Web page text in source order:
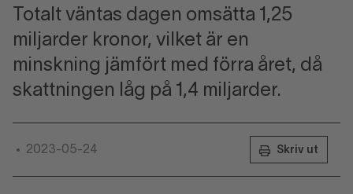
Totalt väntas dagen omsätta 1,25
miljarder kronor, vilket är en
minskning jämfört med förra året, då
skattningen låg på 1,4 miljarder.
• 2023-05-24 Skriv ut